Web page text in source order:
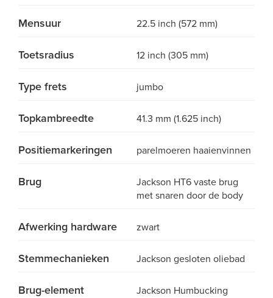
Mensuur 22.5 inch (572 mm)
Toetsradius 12 inch (305 mm)
Type frets jumbo
Topkambreedte 41.3 mm (1.625 inch)
Positiemarkeringen parelmoeren haaienvinnen
Brug
Jackson HT6 vaste brug
met snaren door de body
Afwerking hardware zwart
Stemmechanieken Jackson gesloten oliebad
Brug-element Jackson Humbucking